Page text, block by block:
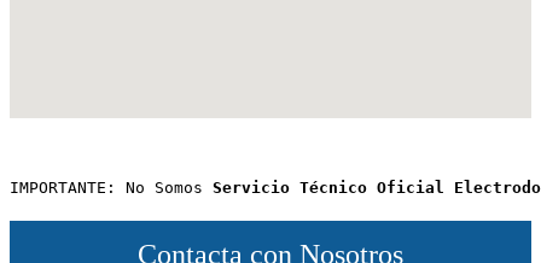
IMPORTANTE: No Somos Servicio Técnico Oficial
Contacta con Nosotros